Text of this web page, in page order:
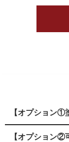
【オプション①
【オプション②